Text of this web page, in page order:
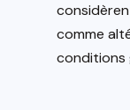
comme
conditions